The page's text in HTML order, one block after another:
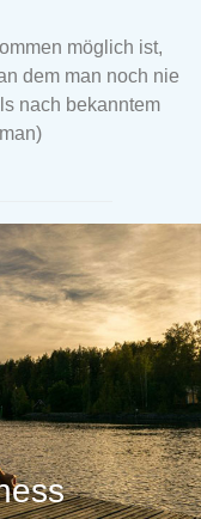
möglich ist,
dem man noch nie
nach bekanntem